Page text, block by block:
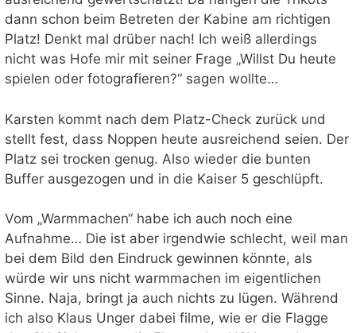
dann schon beim Betreten der Kabine am richtigen
Platz! Denkt mal drüber nach! Ich weiß allerdings
nicht was Hofe mir mit seiner Frage „Willst Du heute
spielen oder fotografieren?“ sagen wollte…
Karsten kommt nach dem Platz-Check zurück und
stellt fest, dass Noppen heute ausreichend seien. Der
Platz sei trocken genug. Also wieder die bunten
Buffer ausgezogen und in die Kaiser 5 geschlüpft.
Vom „Warmmachen“ habe ich auch noch eine
Aufnahme… Die ist aber irgendwie schlecht, weil man
bei dem Bild den Eindruck gewinnen könnte, als
würde wir uns nicht warmmachen im eigentlichen
Sinne. Naja, bringt ja auch nichts zu lügen. Während
ich also Klaus Unger dabei filme, wie er die Flagge